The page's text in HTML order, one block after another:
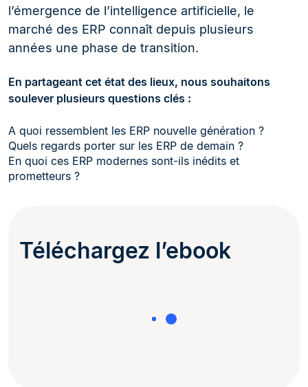
l’émergence de l’intelligence artificielle, le
marché des ERP connaît depuis plusieurs
années une phase de transition.
En partageant cet état des lieux, nous souhaitons
soulever plusieurs questions clés :
A quoi ressemblent les ERP nouvelle génération ?
Quels regards porter sur les ERP de demain ?
En quoi ces ERP modernes sont-ils inédits et
prometteurs ?
Téléchargez l’ebook